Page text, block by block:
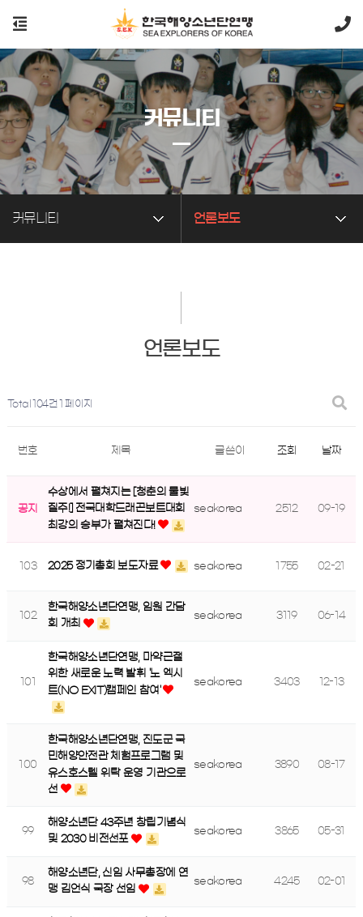
커뮤니티 언론보도
커뮤니티
언론보도
Total 104건 1 페이지
번호 제목 글쓴이 조회 날짜
공지
수상에서 펼쳐지는 [청춘의 물빛
질주!] 전국대학드래곤보트대회
최강의 승부가 펼쳐진다!
seakorea 2512 09-19
103 2025 정기총회 보도자료 seakorea 1755 02-21
102
한국해양소년단연맹, 임원 간담
회 개최
seakorea 3119 06-14
101
한국해양소년단연맹, 마약근절
위한 새로운 노력 발휘 '노 엑시
트(NO EXIT)캠페인 참여'
seakorea 3403 12-13
100
한국해양소년단연맹, 진도군 국
민해양안전관 체험프로그램 및
유스호스텔 위탁 운영 기관으로
선
seakorea 3890 08-17
99
해양소년단 43주년 창립기념식
및 2030 비전선포
seakorea 3865 05-31
98
해양소년단, 신임 사무총장에 연
맹 김언식 국장 선임
seakorea 4245 02-01